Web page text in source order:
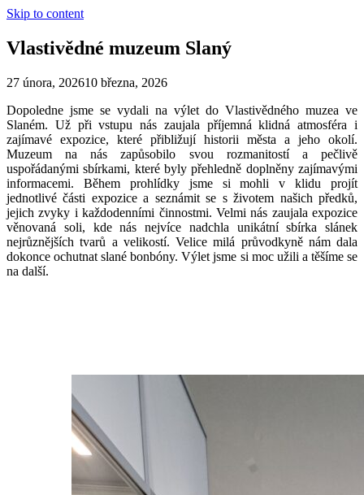
Skip to content
Vlastivědné muzeum Slaný
27 února, 202610 března, 2026
Dopoledne jsme se vydali na výlet do Vlastivědného muzea ve
Slaném. Už při vstupu nás zaujala příjemná klidná atmosféra i
zajímavé expozice, které přibližují historii města a jeho okolí.
Muzeum na nás zapůsobilo svou rozmanitostí a pečlivě
uspořádanými sbírkami, které byly přehledně doplněny zajímavými
informacemi. Během prohlídky jsme si mohli v klidu projít
jednotlivé části expozice a seznámit se s životem našich předků,
jejich zvyky i každodenními činnostmi. Velmi nás zaujala expozice
věnovaná soli, kde nás nejvíce nadchla unikátní sbírka slánek
nejrůznějších tvarů a velikostí. Velice milá průvodkyně nám dala
dokonce ochutnat slané bonbóny. Výlet jsme si moc užili a těšíme se
na další.